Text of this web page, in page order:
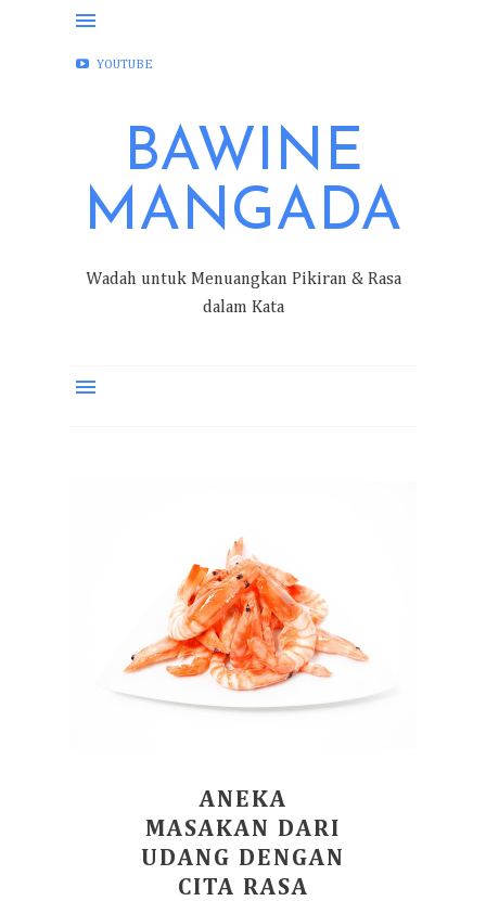
FACEBOOK
YOUTUBE
BAWINE
MANGADA
Wadah untuk Menuangkan Pikiran & Rasa
dalam Kata
ANEKA
MASAKAN DARI
UDANG DENGAN
CITA RASA